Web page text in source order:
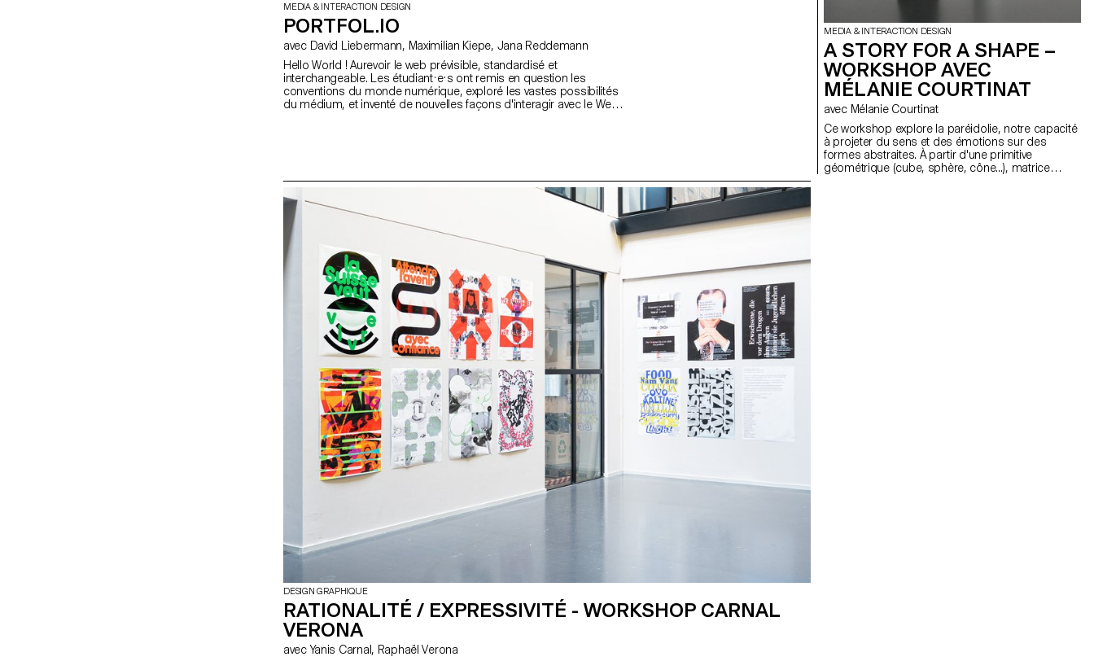
MEDIA & INTERACTION DESIGN
PORTFOL.IO
avec David Liebermann, Maximilian Kiepe, Jana Reddemann
Hello World ! Aurevoir le web prévisible, standardisé et
interchangeable. Les étudiant·e·s ont remis en question les
conventions du monde numérique, exploré les vastes possibilités
du médium, et inventé de nouvelles façons d'interagir avec le Web.
MEDIA & INTERACTION DESIGN
A STORY FOR A SHAPE –
WORKSHOP AVEC
MÉLANIE COURTINAT
avec Mélanie Courtinat
Ce workshop explore la paréidolie, notre capacité
à projeter du sens et des émotions sur des
formes abstraites. À partir d'une primitive
géométrique (cube, sphère, cône...), matrice
DESIGN GRAPHIQUE
RATIONALITÉ / EXPRESSIVITÉ - WORKSHOP CARNAL
VERONA
avec Yanis Carnal, Raphaël Verona